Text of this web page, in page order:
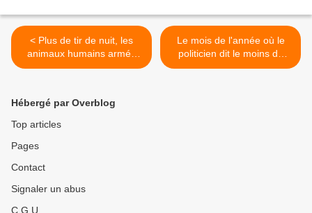
< Plus de tir de nuit, les
animaux humains armés
sont en congés annuels !
Le mois de l'année où le
politicien dit le moins de
conneries, c'est le mois de
Hébergé par Overblog
Top articles
Pages
Contact
Signaler un abus
C.G.U.